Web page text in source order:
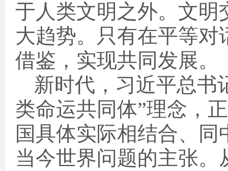
于人类文明之外。文明
大趋势。只有在平等
借鉴，实现共同发展。
新时代，习近平总书
类命运共同体”理念，
国具体实际相结合、
当今世界问题的主张